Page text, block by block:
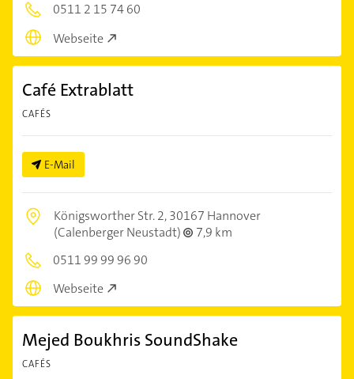
0511 2 15 74 60
Webseite
Café Extrablatt
CAFÉS
E-Mail
Königsworther Str. 2,30167 Hannover
(Calenberger Neustadt)
7,9 km
0511 99 99 96 90
Webseite
Mejed Boukhris SoundShake
CAFÉS